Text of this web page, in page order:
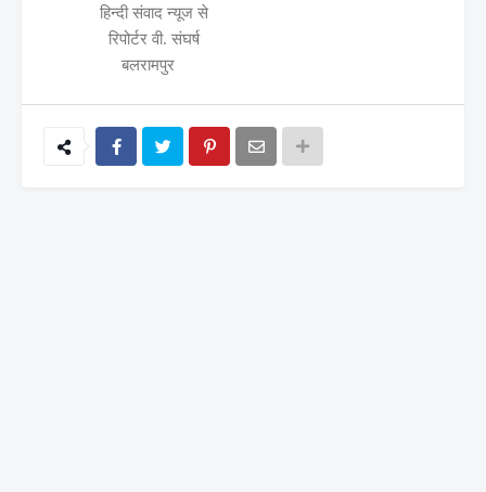
हिन्दी संवाद न्यूज से
रिपोर्टर वी. संघर्ष
बलरामपुर